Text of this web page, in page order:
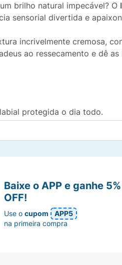
brilho natural impecável? O
sensorial divertida e
incrivelmente cremosa,
ao ressecamento e dê
protegida o dia todo.
bolsa (10g).
.
ser usado sozinho para um
Baixe o APP e ganhe 5%
OFF!
Use ocupom
APP5
na primeira compra